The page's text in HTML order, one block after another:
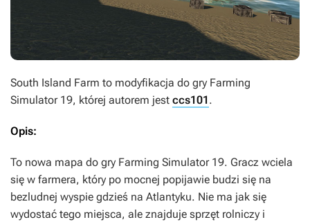
South Island Farm to modyfikacja do gry Farming
Simulator 19, której autorem jest ccs101 .
Opis:
To nowa mapa do gry Farming Simulator 19. Gracz wciela
się w farmera, który po mocnej popijawie budzi się na
bezludnej wyspie gdzieś na Atlantyku. Nie ma jak się
wydostać tego miejsca, ale znajduje sprzęt rolniczy i